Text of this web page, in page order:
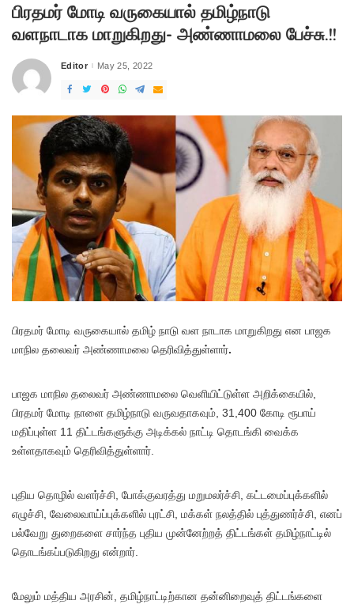
பிரதமர் மோடி வருகையால் தமிழ்நாடு
வளநாடாக மாறுகிறது- அண்ணாமலை பேச்சு.!!
Posted
Editor May 25, 2022
பிரதமர் மோடி வருகையால் தமிழ் நாடு வள நாடாக மாறுகிறது என பாஜக
மாநில தலைவர் அண்ணாமலை தெரிவித்துள்ளார்.
பாஜக மாநில தலைவர் அண்ணாமலை வெளியிட்டுள்ள அறிக்கையில்,
பிரதமர் மோடி நாளை தமிழ்நாடு வருவதாகவும், 31,400 கோடி ரூபாய்
மதிப்புள்ள 11 திட்டங்களுக்கு அடிக்கல் நாட்டி தொடங்கி வைக்க
உள்ளதாகவும் தெரிவித்துள்ளார்.
புதிய தொழில் வளர்ச்சி, போக்குவரத்து மறுமலர்ச்சி, கட்டமைப்புக்களில்
எழுச்சி, வேலைவாய்ப்புக்களில் புரட்சி, மக்கள் நலத்தில் புத்துணர்ச்சி, எனப்
பல்வேறு துறைகளை சார்ந்த புதிய முன்னேற்றத் திட்டங்கள் தமிழ்நாட்டில்
தொடங்கப்படுகிறது என்றார்.
மேலும் மத்திய அரசின், தமிழ்நாட்டிற்கான தன்னிறைவுத் திட்டங்களை